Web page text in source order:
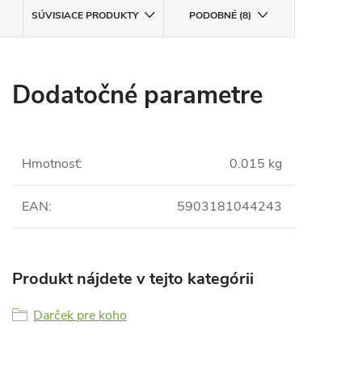
SÚVISIACE PRODUKTY PODOBNÉ (8)
Dodatočné parametre
Hmotnosť: 0.015 kg
EAN: 5903181044243
Produkt nájdete v tejto kategórii
Darček pre koho